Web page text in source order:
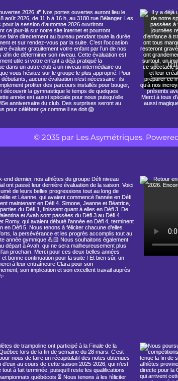
© 2035 par Les Asymétriques.